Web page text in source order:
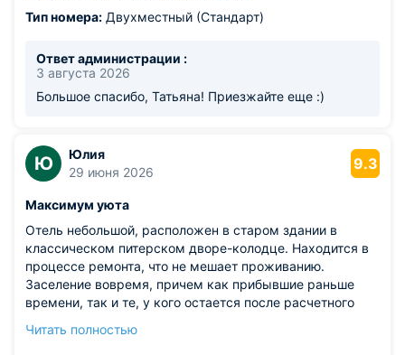
Тип номера: Двухместный (Стандарт)
Ответ администрации :
3 августа 2026
Большое спасибо, Татьяна! Приезжайте еще :)
Ю
Юлия
29 июня 2026
9.3
Максимум уюта
Отель небольшой, расположен в старом здании в
классическом питерском дворе-колодце. Находится в
процессе ремонта, что не мешает проживанию.
Заселение вовремя, причем как прибывшие раньше
времени, так и те, у кого остается после расчетного
бесплатно оставить в отеле чемодан и погулять по
Читать полностью